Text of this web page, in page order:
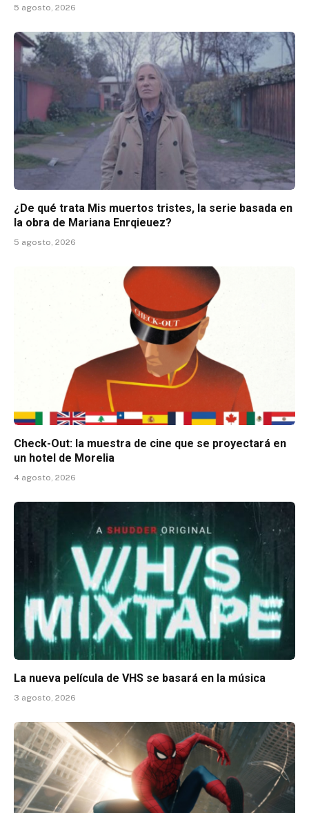
5 agosto, 2026
¿De qué trata Mis muertos tristes, la serie basada en
la obra de Mariana Enrqieuez?
5 agosto, 2026
Check-Out: la muestra de cine que se proyectará en
un hotel de Morelia
4 agosto, 2026
La nueva película de VHS se basará en la música
3 agosto, 2026